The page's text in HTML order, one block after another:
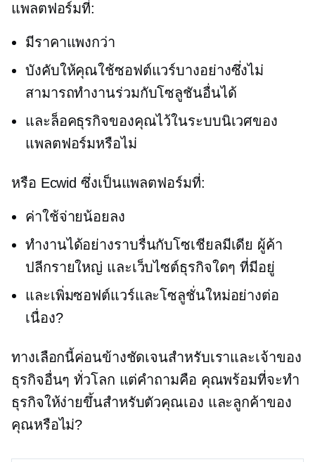
แพลตฟอร์มที่:
มีราคาแพงกว่า
บังคับให้คุณใช้ซอฟต์แวร์บางอย่างซึ่งไม่
สามารถทำงานร่วมกับโซลูชันอื่นได้
และล็อคธุรกิจของคุณไว้ในระบบนิเวศของ
แพลตฟอร์มหรือไม่
หรือ Ecwid ซึ่งเป็นแพลตฟอร์มที่:
ค่าใช้จ่ายน้อยลง
ทำงานได้อย่างราบรื่นกับโซเชียลมีเดีย ผู้ค้า
ปลีกรายใหญ่ และเว็บไซต์ธุรกิจใดๆ ที่มีอยู่
และเพิ่มซอฟต์แวร์และโซลูชั่นใหม่อย่างต่อ
เนื่อง?
ทางเลือกนี้ค่อนข้างชัดเจนสำหรับเราและเจ้าของ
ธุรกิจอื่นๆ ทั่วโลก แต่คำถามคือ คุณพร้อมที่จะทำ
ธุรกิจให้ง่ายขึ้นสำหรับตัวคุณเอง และลูกค้าของ
คุณหรือไม่?